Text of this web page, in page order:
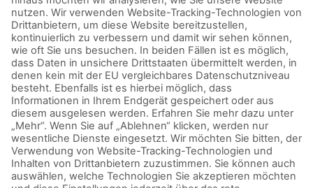
IMPRESSUM DATENSCHUTZERKLÄRUNG AGB KONTAKT
© Aurora Mühlen GmbH - Trettaustraße 49 – D-21107 Hamburg